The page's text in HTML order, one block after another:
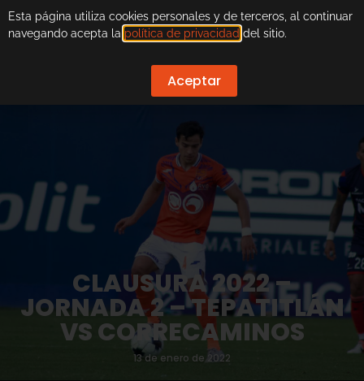
CLAUSURA 2022 –
JORNADA 2 – TEPATITLÁN
VS CORRECAMINOS
13 de enero de 2022
Esta página utiliza cookies personales y de terceros, al continuar
navegando acepta la política de privacidad del sitio.
Aceptar